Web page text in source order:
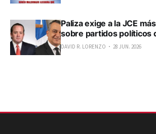
Paliza exige a la JCE
sobre partidos políticos
DAVID R. LORENZO 28 JUN. 2026